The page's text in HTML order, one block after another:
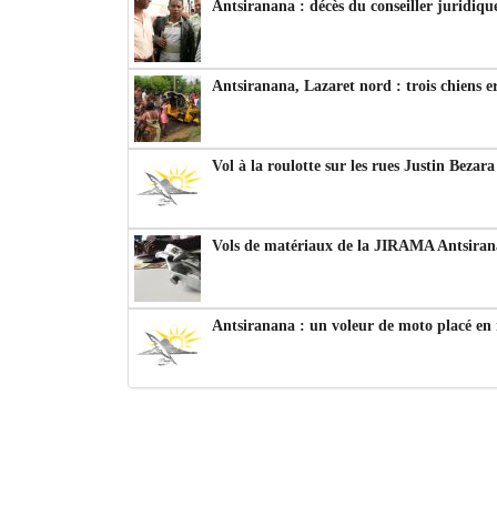
Antsiranana : décès du conseiller
Antsiranana, Lazaret nord : trois chiens
Vol à la roulotte sur les rues Justin
Vols de matériaux de la JIRAMA
Antsiranana : un voleur de moto placé en